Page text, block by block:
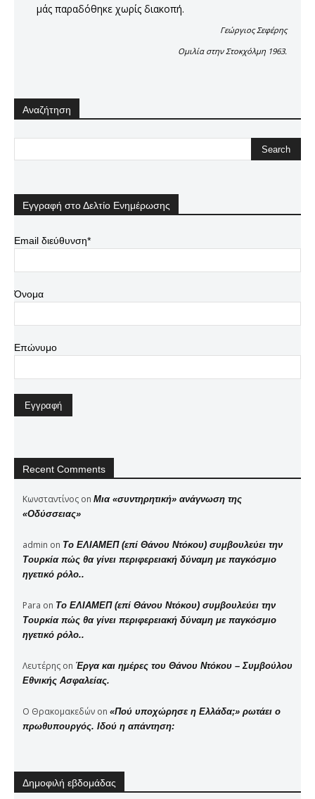
μάς παραδόθηκε χωρίς διακοπή.
Γεώργιος Σεφέρης
Ομιλία στην Στοκχόλμη 1963.
Αναζήτηση
Εγγραφή στο Δελτίο Ενημέρωσης
Email διεύθυνση*
Όνομα
Επώνυμο
Recent Comments
Κωνσταντίνος on Μια «συντηρητική» ανάγνωση της
«Οδύσσειας»
admin on Το ΕΛΙΑΜΕΠ (επί Θάνου Ντόκου) συμβουλεύει την
Τουρκία πώς θα γίνει περιφερειακή δύναμη με παγκόσμιο
ηγετικό ρόλο..
Para on Το ΕΛΙΑΜΕΠ (επί Θάνου Ντόκου) συμβουλεύει την
Τουρκία πώς θα γίνει περιφερειακή δύναμη με παγκόσμιο
ηγετικό ρόλο..
Λευτέρης on Έργα και ημέρες του Θάνου Ντόκου – Συμβούλου
Εθνικής Ασφαλείας.
Ο Θρακομακεδών on «Πού υποχώρησε η Ελλάδα;» ρωτάει ο
πρωθυπουργός. Ιδού η απάντηση:
Δημοφιλή εβδομάδας